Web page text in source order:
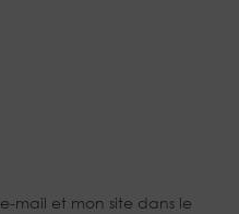
mail et mon site dans le